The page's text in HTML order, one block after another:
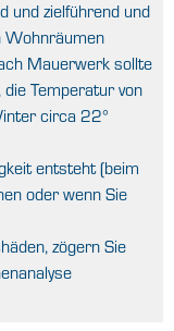
und zielführend und
Wohnräumen
Mauerwerk sollte
Temperatur von
circa 22°
entsteht (beim
oder wenn Sie
zögern Sie